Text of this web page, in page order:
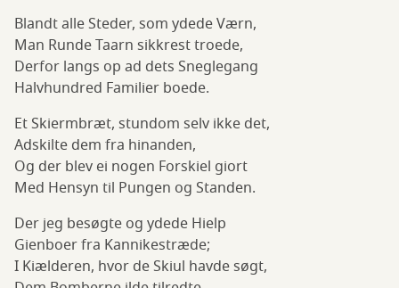
Blandt alle Steder, som ydede Værn,
Man Runde Taarn sikkrest troede,
Derfor langs op ad dets Sneglegang
Halvhundred Familier boede.
Et Skiermbræt, stundom selv ikke det,
Adskilte dem fra hinanden,
Og der blev ei nogen Forskiel giort
Med Hensyn til Pungen og Standen.
Der jeg besøgte og ydede Hielp
Gienboer fra Kannikestræde;
I Kiælderen, hvor de Skiul havde søgt,